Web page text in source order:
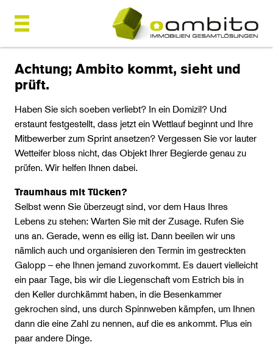
Achtung; Ambito kommt, sieht und
prüft.
Haben Sie sich soeben verliebt? In ein Domizil? Und
erstaunt festgestellt, dass jetzt ein Wettlauf beginnt und Ihre
Mitbewerber zum Sprint ansetzen? Vergessen Sie vor lauter
Wetteifer bloss nicht, das Objekt Ihrer Begierde genau zu
prüfen. Wir helfen Ihnen dabei.
Traumhaus mit Tücken?
Selbst wenn Sie überzeugt sind, vor dem Haus Ihres
Lebens zu stehen: Warten Sie mit der Zusage. Rufen Sie
uns an. Gerade, wenn es eilig ist. Dann beeilen wir uns
nämlich auch und organisieren den Termin im gestreckten
Galopp – ehe Ihnen jemand zuvorkommt. Es dauert vielleicht
ein paar Tage, bis wir die Liegenschaft vom Estrich bis in
den Keller durchkämmt haben, in die Besenkammer
gekrochen sind, uns durch Spinnweben kämpfen, um Ihnen
dann die eine Zahl zu nennen, auf die es ankommt. Plus ein
paar andere Dinge.